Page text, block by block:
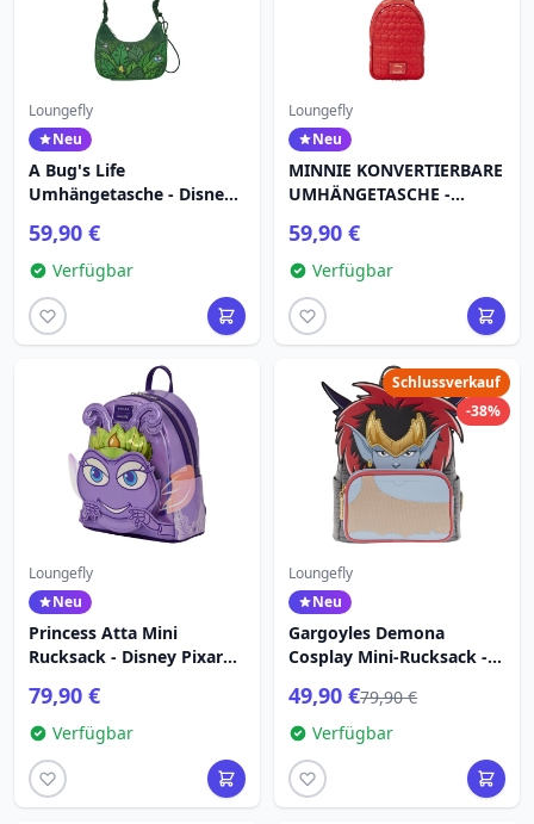
Loungefly
Neu
A Bug's Life
Umhängetasche - Disney
59,90 €
Verfügbar
Loungefly
Neu
MINNIE KONVERTIERBARE
UMHÄNGETASCHE -
59,90 €
Verfügbar
Loungefly
Neu
Princess Atta Mini
Rucksack - Disney Pixar
79,90 €
Verfügbar
Schlussverkauf
-38%
Loungefly
Neu
Gargoyles Demona
Cosplay Mini-Rucksack -
49,90 €79,90 €
Verfügbar